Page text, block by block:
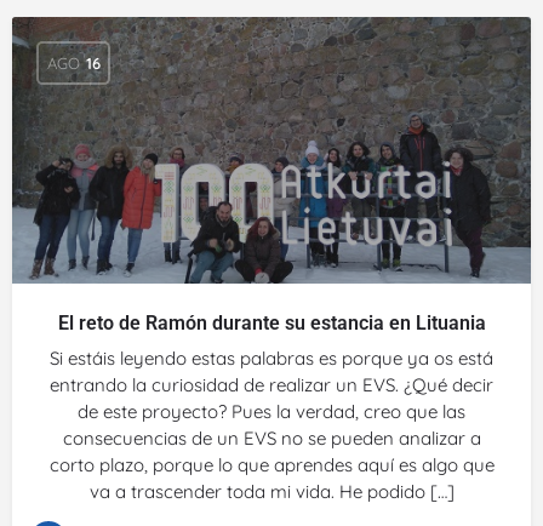
AGO 16
El reto de Ramón durante su estancia en Lituania
Si estáis leyendo estas palabras es porque ya os está
entrando la curiosidad de realizar un EVS. ¿Qué decir
de este proyecto? Pues la verdad, creo que las
consecuencias de un EVS no se pueden analizar a
corto plazo, porque lo que aprendes aquí es algo que
va a trascender toda mi vida. He podido […]